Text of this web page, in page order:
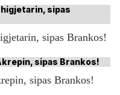
sipas Brankos!
sipas Brankos!